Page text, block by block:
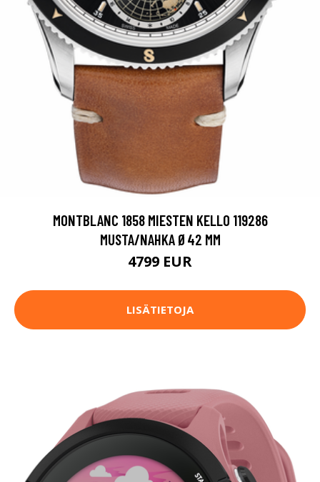
MONTBLANC 1858 MIESTEN KELLO 119286
MUSTA/NAHKA Ø42 MM
4799 EUR
LISÄTIETOJA